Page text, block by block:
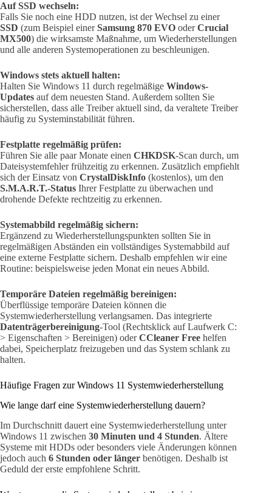
Auf SSD wechseln:
Falls Sie noch eine HDD nutzen, ist der Wechsel zu einer
SSD (zum Beispiel einerSamsung 870 EVO oderCrucial
MX500) die wirksamste Maßnahme, um Wiederherstellungen
und alle anderen Systemoperationen zu beschleunigen.
Windows stets aktuell halten:
Halten Sie Windows 11 durch regelmäßige Windows-
Updates auf dem neuesten Stand. Außerdem sollten Sie
sicherstellen, dass alle Treiber aktuell sind, da veraltete Treiber
häufig zu Systeminstabilität führen.
Festplatte regelmäßig prüfen:
Führen Sie alle paar Monate einen CHKDSK-Scan durch, um
Dateisystemfehler frühzeitig zu erkennen. Zusätzlich empfiehlt
sich der Einsatz von CrystalDiskInfo (kostenlos), um den
S.M.A.R.T.-Status Ihrer Festplatte zu überwachen und
drohende Defekte rechtzeitig zu erkennen.
Systemabbild regelmäßig sichern:
Ergänzend zu Wiederherstellungspunkten sollten Sie in
regelmäßigen Abständen ein vollständiges Systemabbild auf
eine externe Festplatte sichern. Deshalb empfehlen wir eine
Routine: beispielsweise jeden Monat ein neues Abbild.
Temporäre Dateien regelmäßig bereinigen:
Überflüssige temporäre Dateien können die
Systemwiederherstellung verlangsamen. Das integrierte
Datenträgerbereinigung-Tool (Rechtsklick auf Laufwerk C:
> Eigenschaften > Bereinigen) oderCCleaner Free helfen
dabei, Speicherplatz freizugeben und das System schlank zu
halten.
Häufige Fragen zur Windows 11 Systemwiederherstellung
Wie lange darf eine Systemwiederherstellung dauern?
Im Durchschnitt dauert eine Systemwiederherstellung unter
Windows 11 zwischen 30 Minuten und 4 Stunden. Ältere
Systeme mit HDDs oder besonders viele Änderungen können
jedoch auch 6 Stunden oder länger benötigen. Deshalb ist
Geduld der erste empfohlene Schritt.